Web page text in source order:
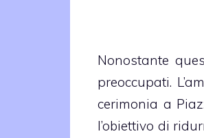
Nonostante
preoccupati.
cerimonia a
l’obiettivo di